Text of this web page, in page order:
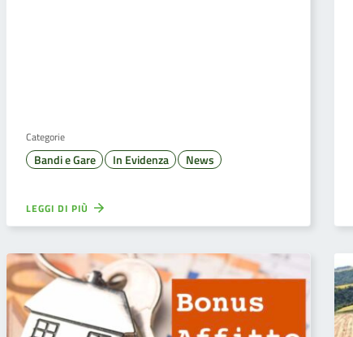
Categorie
Bandi e Gare In Evidenza News
LEGGI DI PIÙ